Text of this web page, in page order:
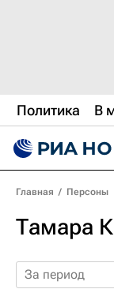
Политика В
Главная / Персоны
Тамара
За период